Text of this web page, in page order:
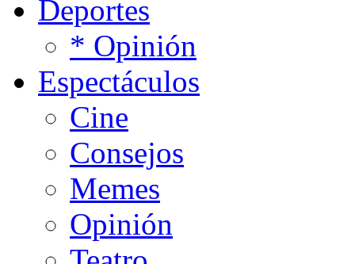
Deportes
* Opinión
Espectáculos
Cine
Consejos
Memes
Opinión